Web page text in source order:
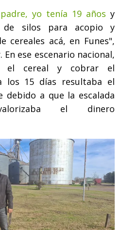
yo tenía 19 años y
de silos para acopio y
cereales acá, en Funes",
ese escenario nacional,
el cereal y cobrar el
los 15 días resultaba el
debido a que la escalada
el dinero